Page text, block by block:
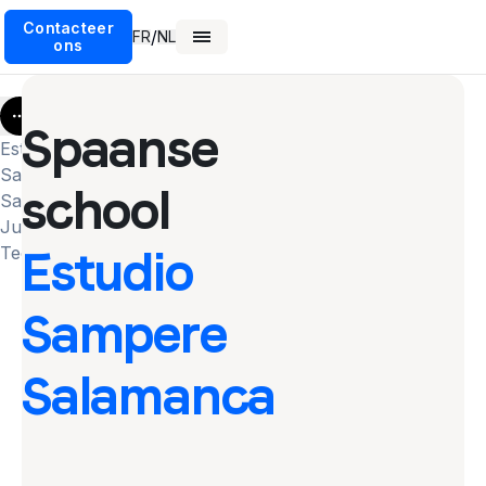
Contacteer
ons
FR/NL
More
Estudio
Sampere
Salamanca
Junior
Teenage...
Spaanse
school
Estudio
Sampere
Salamanca